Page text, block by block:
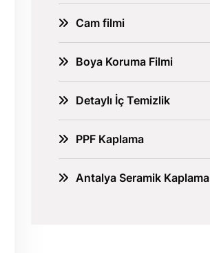
Cam filmi
Boya Koruma Filmi
Detaylı İç Temizlik
PPF Kaplama
Antalya Seramik Kaplama